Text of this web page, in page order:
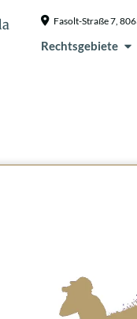
Fasolt-Straße 7,
Rechtsgebiete